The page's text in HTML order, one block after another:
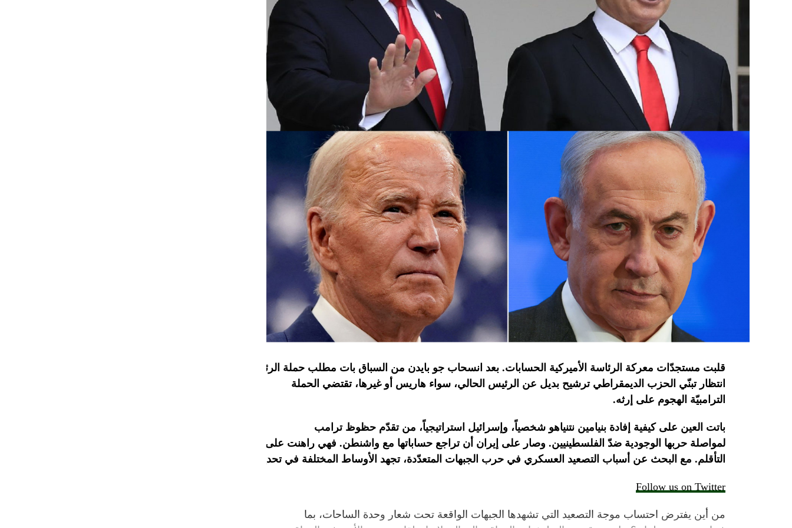
فؤاد شكر في غارة جوية على مبنى في ضاحية بيروت الجنوبية، قبل أن يعلن الحزب اغتياله مساء
وبعدها بساعات أعلنت “حماس” اغتيال إسرائيل رئيس مكتبها السياسي إسماعيل هنية بغارة إسرائيلية
استهدفت مقر إقامته في طهران التي وصلها للمشاركة في حفل تنصيب الرئيس الإيراني الجديد
مسعود بزشكيان.
ومنذ 8 تشرين الأول تتبادل فصائل لبنانية وفلسطينية في لبنان، أبرزها “الحزب”، مع الجيش الإسرائيلي
قصفا يوميا عبر “الخط الأزرق” الفاصل، أسفر عن مئات القتلى والجرحى معظمهم في الجانب اللبناني.
وترهن الفصائل وقف القصف بإنهاء إسرائيل حربا تشنها بدعم أميركي على قطاع غزة منذ 7 تشرين
الأول، ما خلّف أكثر من 130 ألف قتيل وجريح فلسطينيين، معظمهم أطفال ونساء، وما يزيد على 10
آلاف مفقود.
قلبت مستجدّات معركة الرئاسة الأميركية الحسابات. بعد انسحاب جو بايدن من السباق بات مطلب حملة الرئيس
انتظار تبنّي الحزب الديمقراطي ترشيح بديل عن الرئيس الحالي، سواء هاريس أو غيرها، تقتضي الحملة
الترامبيّة الهجوم على إرثه.
باتت العين على كيفية إفادة بنيامين نتنياهو شخصياً، وإسرائيل استراتيجياً، من تقدّم حظوظ ترامب
لمواصلة حربها الوجودية ضدّ الفلسطينيين. وصار على إيران أن تراجع حساباتها مع واشنطن. فهي راهنت على
التأقلم. مع البحث عن أسباب التصعيد العسكري في حرب الجبهات المتعدّدة، تجهد الأوساط المختلفة في تحديد
Follow us on Twitter
من أين يفترض احتساب موجة التصعيد التي تشهدها الجبهات الواقعة تحت شعار وحدة الساحات، بما